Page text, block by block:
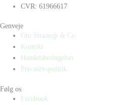
CVR: 61966617
Genveje
Om Straarup & Co
Kontakt
Handelsbetingelser
Privatlivspolitik
Følg os
Facebook